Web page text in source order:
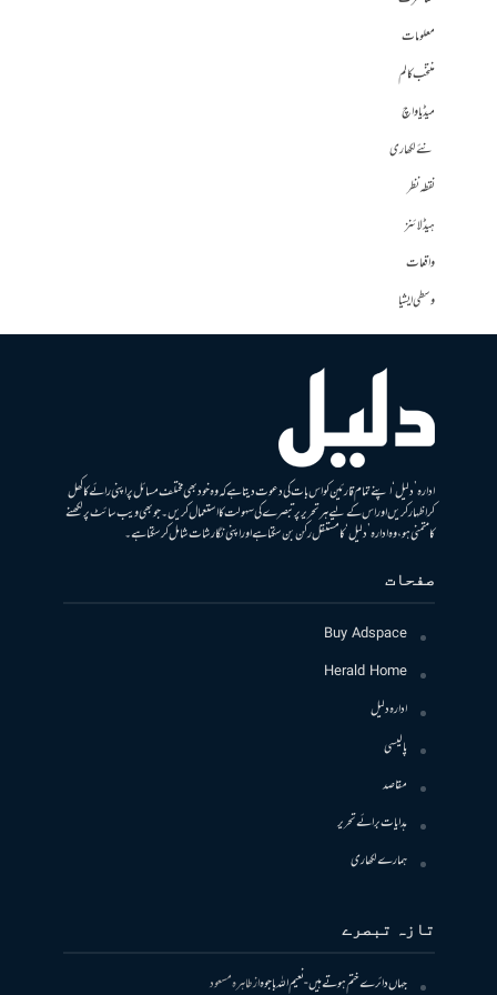
معلومات
منتخب کالم
میڈیا واچ
نئے لکھاری
نقطہ نظر
ہیڈلائنز
واقعات
وسطی ایشیا
ادارہ ’دلیل‘ اپنے تمام قارئین کو اس بات کی دعوت دیتا ہے کہ وہ خود بھی مختلف مسائل پر اپنی رائے کا کھل
کر اظہار کریں اور اس کے لیے ہر تحریر پر تبصرے کی سہولت کا استعمال کریں۔ جو بھی ویب سائٹ پر لکھنے
کا متمنی ہو، وہ ادارہ ’دلیل‘ کا مستقل رکن بن سکتا ہے اور اپنی نگارشات شامل کرسکتا ہے۔
صفحات
Buy Adspace
Herald Home
ادارہ دلیل
پالیسی
مقاصد
ہدایات برائے تحریر
ہمارے لکھاری
تازہ تبصرے
جہاں دائرے ختم ہوتے ہیں- نعیم اللہ باجوہازطاہرہ مسعود